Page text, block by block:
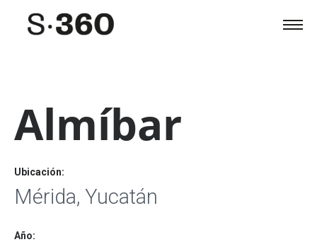
Almíbar
Ubicación:
Mérida, Yucatán
Año: